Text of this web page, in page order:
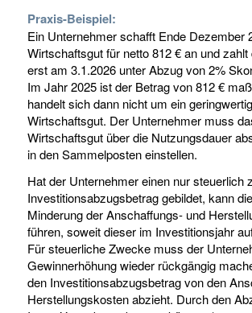
Praxis-Beispiel:
Ein Unternehmer schafft Ende Dezember
Wirtschaftsgut für netto 812 € an und zahlt
erst am 3.1.2026 unter Abzug von 2%
Im Jahr 2025 ist der Betrag von 812 €
handelt sich dann nicht um ein
Wirtschaftsgut. Der Unternehmer muss
Wirtschaftsgut über die Nutzungsdauer
in den Sammelposten einstellen.
Hat der Unternehmer einen nur steuerlich
Investitionsabzugsbetrag gebildet, kann
Minderung der Anschaffungs- und
führen, soweit dieser im Investitionsjahr
Für steuerliche Zwecke muss der
Gewinnerhöhung wieder rückgängig
den Investitionsabzugsbetrag von den
Herstellungskosten abzieht. Durch den